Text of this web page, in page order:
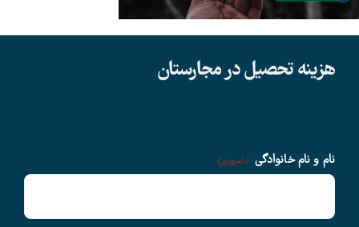
سوالات متداول
هزینه تحصیل در مجارستان
نام و نام خانوادگی (ضروری)